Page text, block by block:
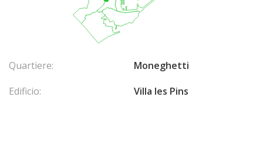
Quartiere:
Moneghetti
Edificio:
Villa les Pins